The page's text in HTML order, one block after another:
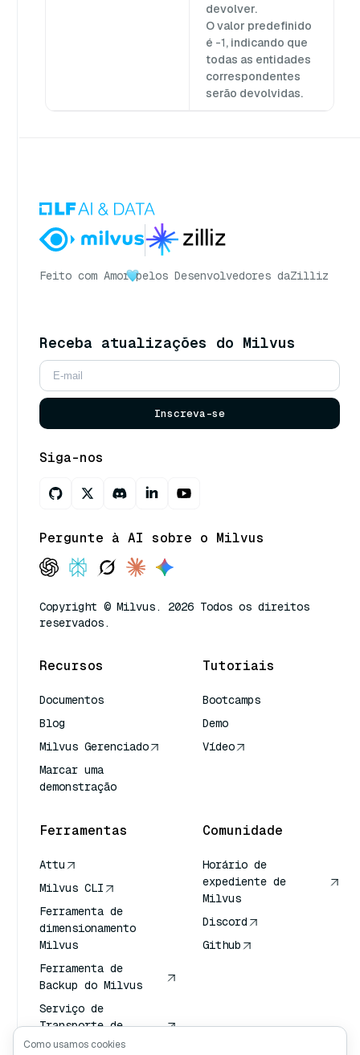
devolver.
O valor predefinido
é -1, indicando que
todas as entidades
correspondentes
serão devolvidas.
Feito com Amor pelos Desenvolvedores daZilliz
Receba atualizações do Milvus
Inscreva-se
Siga-nos
Pergunte à AI sobre o Milvus
Copyright © Milvus. 2026 Todos os direitos
reservados.
Recursos
Documentos
Blog
Milvus Gerenciado
Marcar uma
demonstração
Tutoriais
Bootcamps
Demo
Vídeo
Ferramentas
Attu
Milvus CLI
Ferramenta de
dimensionamento
Milvus
Ferramenta de
Backup do Milvus
Serviço de
Transporte de
Vetores (VTS)
Comunidade
Horário de
expediente de
Milvus
Discord
Github
Como usamos cookies